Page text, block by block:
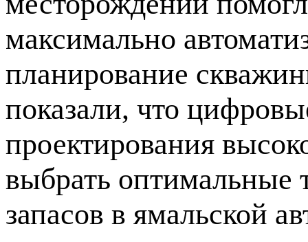
максимально
планирование
показали, что
проектирования
выбрать оптимальные
запасов в ямальской